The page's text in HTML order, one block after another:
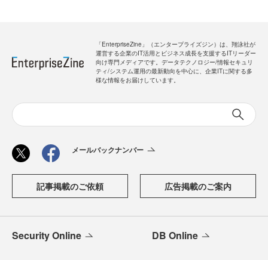
「EnterpriseZine」（エンタープライズジン）は、翔泳社が
運営する企業のIT活用とビジネス成長を支援するITリーダー
向け専門メディアです。データテクノロジー/情報セキュリ
ティ/システム運用の最新動向を中心に、企業ITに関する多
様な情報をお届けしています。
メールバックナンバー
記事掲載のご依頼 広告掲載のご案内
Security Online DB Online